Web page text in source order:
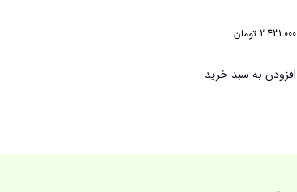
2.431.000 تومان
افزودن به سبد خرید